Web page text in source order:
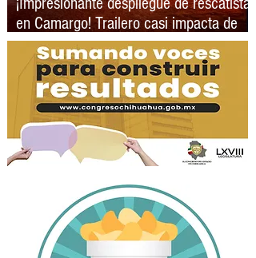
en Camargo! Trailero casi impacta de
frente contra un camión de pasajeros y
se salvan de milagro